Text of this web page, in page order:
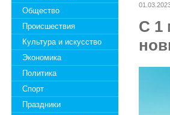
Общество
Происшествия
Культура и искусство
Экономика
Политика
Спорт
Праздники
С 1